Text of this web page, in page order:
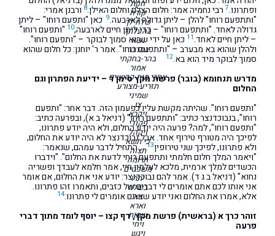
חקת
קורח
שלח-לך
בהעלתך
נשא
במדבר
בהר-בחקתי
אמור
אחרי מות-קדושים
תזריע-מצורע
שמיני
צו
ויקרא
פקודי
ויקהל
כי תשא
תצוה
תרומה
משפטים
יתרו
בשלח
בא
וארא
שמות
ויחי
ויגש
ופתרונו.7 רבי נחמיה אמר: חלום הצלם וחלום האילן.8 ורבנן אמרי:
"ותתפעם רוחו" להלן – ליתן גדולה לארבעה.9 כאן "ותפעם רוחו" – ליתן
גדולה לאחד. "ותתפעם רוחו" – כדי ליתן חיים לארבעה,10 "ותפעם רוחו"
– ליתן חיים לאחד.11 כאן על ידי שהוא סמוך לבוקר – "ותפעם רוחו".
ולהלן שהוא בא מבערב – "ותתפעם רוחו". אמר ר' יוחנן: כל חלום שהוא
סמוך לבוקר מיד הוא בא.12
מדרש תנחומא (בובר) פרשת מקץ סימן ד – ידיעת הפתרון וגם
החלום
"ותפעם רוחו". שהיתה מקשת עליו כפעמון הזה. דבר אחר: "ותפעם
רוחו", בנבוכדנצר כתיב: "ותתפעם רוחו" (דניאל ב א), ובפרעה כתיב:
"ותפעם רוחו", למה? פרעה היה יודע החלום, ולא היה יודע פתרונו,
לפיכך היה מטורף טירוף אחד. אבל נבוכדנצר לא היה יודע את החלום,
ולא פתרונו, לפיכך שני טירופין13… התחיל לדבר עמהם, שנאמר:
"ויאמר המלך חלום חלמתי ותתפעם רוחי לדעת את החלום". "וידברו
הכשדים למלך ארמית, מלכא לעלמין חיי, אמר חלמא לעבדך ופשריה
נחוא" (דניאל ב ג ד). אמר להם נבוכדנצר: יודע אני את החלום, אם אומר
אני אותו לכם אתם אומרים לי דברים של כזבים, ותאמרו זהו פתרונו.
אלא, אמרו את החלום ואני יודע שאתם אומרים לי פתרונו.14
זוהר כרך א (בראשית) פרשת מקץ, דף קצו – יוסף לומד מתוך דברי
פרעה